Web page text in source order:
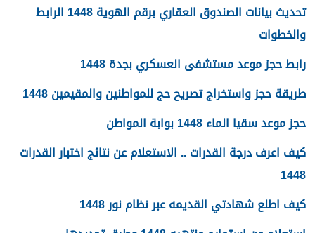
تحديث بيانات الصندوق العقاري برقم الهوية 1448 الرابط
والخطوات
رابط حجز موعد مستشفى العسكري بجدة 1448
طريقة حجز واستخراج تصريح حج للمواطنين والمقيمين 1448
حجز موعد سقيا الماء 1448 بوابة المواطن
كيف اعرف درجة القدرات .. الاستعلام عن نتائج اختبار القدرات
1448
كيف اطلع شهادتي القديمه عبر نظام نور 1448